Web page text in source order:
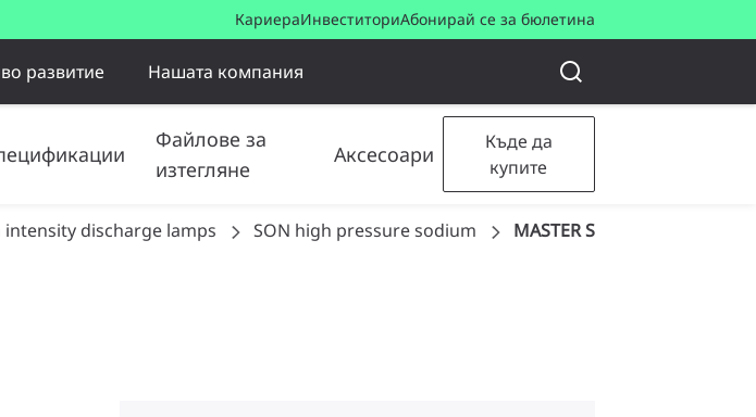
КариераИнвеститориАбонирай се за бюлетина
развитие Нашата компания
Файлове за
изтегляне
Аксесоари
Къде да
купите
intensity discharge lamps SON high pressure sodium MASTER SON PIA Plus